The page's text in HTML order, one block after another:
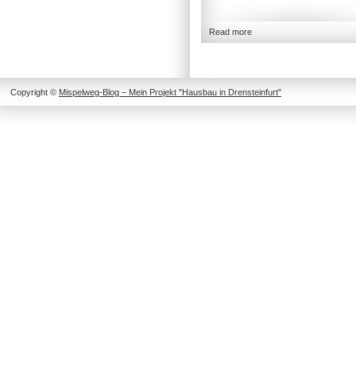
Read more
Copyright © Mispelweg-Blog – Mein Projekt "Hausbau in Drensteinfurt"